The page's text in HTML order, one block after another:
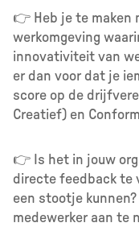
👉 Heb je te maken
werkomgeving
innovativiteit van
er dan voor dat je
score op de
Creatief) en
👉 Is het in jouw
directe feedback te
een stootje
medewerker aan te